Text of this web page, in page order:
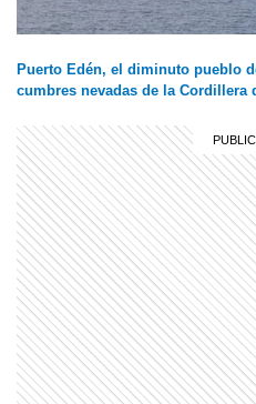
Puerto Edén, el diminuto pueblo
cumbres nevadas de la Cordillera